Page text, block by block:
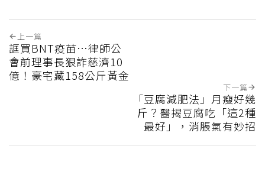
上一篇
誆買BNT疫苗…律師公
會前理事長狠詐慈濟10
億！豪宅藏158公斤黃金
下一篇
「豆腐減肥法」月瘦好幾
斤？醫揭豆腐吃「這2種
最好」，消脹氣有妙招